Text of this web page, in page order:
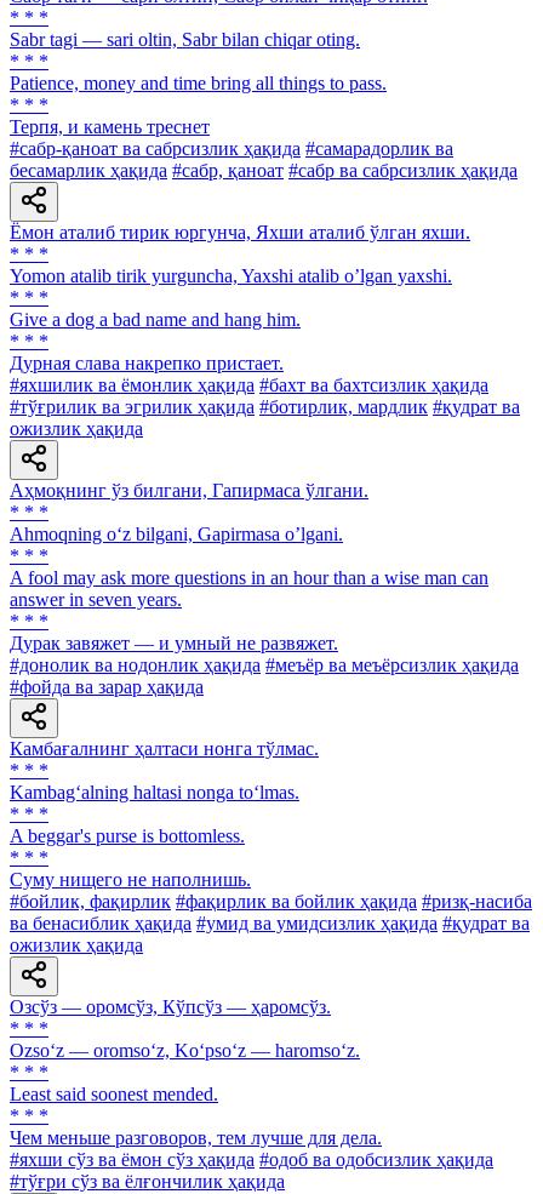
* * *
Sabr tagi — sari oltin, Sabr bilan chiqar oting.
* * *
Patience, money and time bring all things to pass.
* * *
Терпя, и камень треснет
#сабр-қаноат ва сабрсизлик ҳақида #самарадорлик ва
бесамарлик ҳақида #сабр, қаноат #сабр ва сабрсизлик ҳақида
Ёмон аталиб тирик юргунча, Яхши аталиб ўлган яхши.
* * *
Yomon atalib tirik yurguncha, Yaxshi atalib oʼlgan yaxshi.
* * *
Give a dog a bad name and hang him.
* * *
Дурная слава накрепко пристает.
#яхшилик ва ёмонлик ҳақида #бахт ва бахтсизлик ҳақида
#тўғрилик ва эгрилик ҳақида #ботирлик, мардлик #қудрат ва
ожизлик ҳақида
Аҳмоқнинг ўз билгани, Гапирмаса ўлгани.
* * *
Ahmoqning o‘z bilgani, Gapirmasa o’lgani.
* * *
A fool may ask more questions in an hour than a wise man can
answer in seven years.
* * *
Дурак завяжет — и умный не развяжет.
#донолик ва нодонлик ҳақида #меъёр ва меъёрсизлик ҳақида
#фойда ва зарар ҳақида
Камбағалнинг ҳалтаси нонга тўлмас.
* * *
Kambag‘alning haltasi nonga to‘lmas.
* * *
A beggar's purse is bottomless.
* * *
Суму нищего не наполнишь.
#бойлик, фақирлик #фақирлик ва бойлик ҳақида #ризқ-насиба
ва бенасиблик ҳақида #умид ва умидсизлик ҳақида #қудрат ва
ожизлик ҳақида
Озсўз — оромсўз, Кўпсўз — ҳаромсўз.
* * *
Ozso‘z — oromso‘z, Ko‘pso‘z — haromso‘z.
* * *
Least said soonest mended.
* * *
Чем меньше разговоров, тем лучше для дела.
#яхши сўз ва ёмон сўз ҳақида #одоб ва одобсизлик ҳақида
#тўғри сўз ва ёлғончилик ҳақида